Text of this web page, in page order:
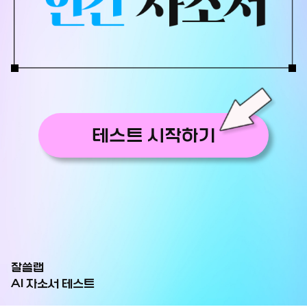
테스트 시작하기
잘쓸랩
AI 자소서 테스트